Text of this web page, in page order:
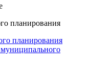
планирования
планирования